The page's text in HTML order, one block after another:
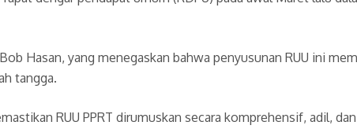
Hasan, yang menegaskan bahwa penyusunan RUU ini
tangga.
RUU PPRT dirumuskan secara komprehensif, adil,